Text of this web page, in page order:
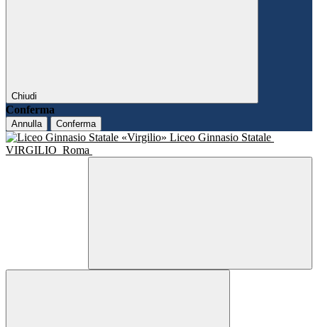
Chiudi
Conferma
Annulla Conferma
Liceo Ginnasio Statale
VIRGILIO Roma